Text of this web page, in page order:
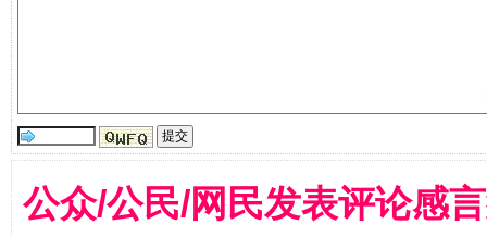
公众/公民/网民发表评论感